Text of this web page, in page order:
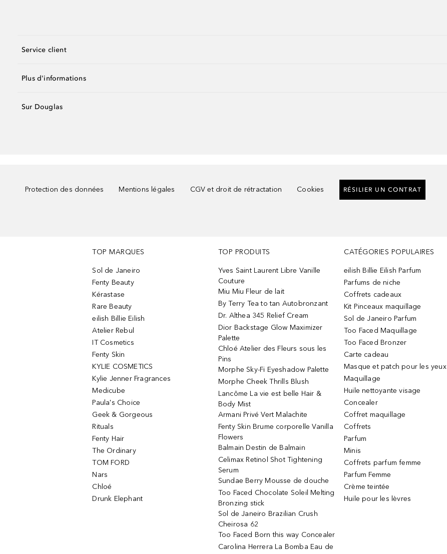
Service client
Plus d'informations
Sur Douglas
Protection des données Mentions légales CGV et droit de rétractation Cookies RÉSILIER UN CONTRAT
TOP MARQUES
Sol de Janeiro
Fenty Beauty
Kérastase
Rare Beauty
eilish Billie Eilish
Atelier Rebul
IT Cosmetics
Fenty Skin
KYLIE COSMETICS
Kylie Jenner Fragrances
Medicube
Paula's Choice
Geek & Gorgeous
Rituals
Fenty Hair
The Ordinary
TOM FORD
Nars
Chloé
Drunk Elephant
TOP PRODUITS
Yves Saint Laurent Libre Vanille
Couture
Miu Miu Fleur de lait
By Terry Tea to tan Autobronzant
Dr. Althea 345 Relief Cream
Dior Backstage Glow Maximizer
Palette
Chloé Atelier des Fleurs sous les
Pins
Morphe Sky-Fi Eyeshadow Palette
Morphe Cheek Thrills Blush
Lancôme La vie est belle Hair &
Body Mist
Armani Privé Vert Malachite
Fenty Skin Brume corporelle Vanilla
Flowers
Balmain Destin de Balmain
Celimax Retinol Shot Tightening
Serum
Sundae Berry Mousse de douche
Too Faced Chocolate Soleil Melting
Bronzing stick
Sol de Janeiro Brazilian Crush
Cheirosa 62
Too Faced Born this way Concealer
Carolina Herrera La Bomba Eau de
CATÉGORIES POPULAIRES
eilish Billie Eilish Parfum
Parfums de niche
Coffrets cadeaux
Kit Pinceaux maquillage
Sol de Janeiro Parfum
Too Faced Maquillage
Too Faced Bronzer
Carte cadeau
Masque et patch pour les yeux
Maquillage
Huile nettoyante visage
Concealer
Coffret maquillage
Coffrets
Parfum
Minis
Coffrets parfum femme
Parfum Femme
Crème teintée
Huile pour les lèvres